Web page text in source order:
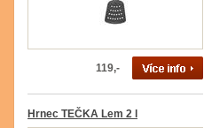
119,-
Hrnec TEČKA Lem 2 l